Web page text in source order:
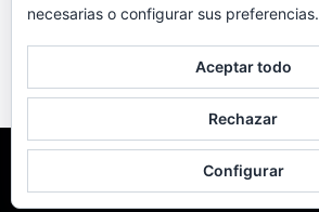
PREGÚNTANOS
MADE WITH
PORWPLOOK THEMES
necesarias o configurar sus preferencias.
Aceptar todo
Rechazar
Configurar